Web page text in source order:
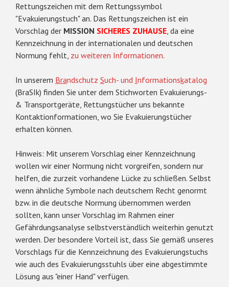
Rettungszeichen mit dem Rettungssymbol
"Evakuierungstuch" an. Das Rettungszeichen ist ein
Vorschlag der MISSION SICHERES ZUHAUSE, da eine
Kennzeichnung in der internationalen und deutschen
Normung fehlt, zu weiteren Informationen.
In unserem Brandschutz Such- und Informationskatalog
(BraSIk) finden Sie unter dem Stichworten Evakuierungs-
& Transportgeräte, Rettungstücher uns bekannte
Kontaktionformationen, wo Sie Evakuierungstücher
erhalten können.
Hinweis: Mit unserem Vorschlag einer Kennzeichnung
wollen wir einer Normung nicht vorgreifen, sondern nur
helfen, die zurzeit vorhandene Lücke zu schließen. Selbst
wenn ähnliche Symbole nach deutschem Recht genormt
bzw. in die deutsche Normung übernommen werden
sollten, kann unser Vorschlag im Rahmen einer
Gefährdungsanalyse selbstverständlich weiterhin genutzt
werden. Der besondere Vorteil ist, dass Sie gemäß unseres
Vorschlags für die Kennzeichnung des Evakuierungstuchs
wie auch des Evakuierungsstuhls über eine abgestimmte
Lösung aus "einer Hand" verfügen.